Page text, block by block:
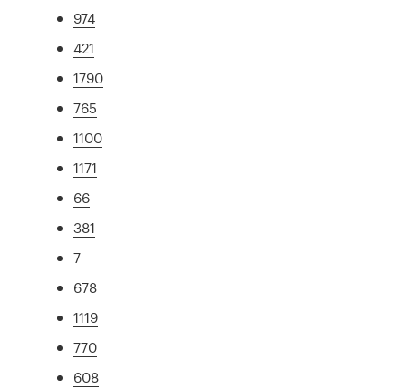
974
421
1790
765
1100
1171
66
381
7
678
1119
770
608